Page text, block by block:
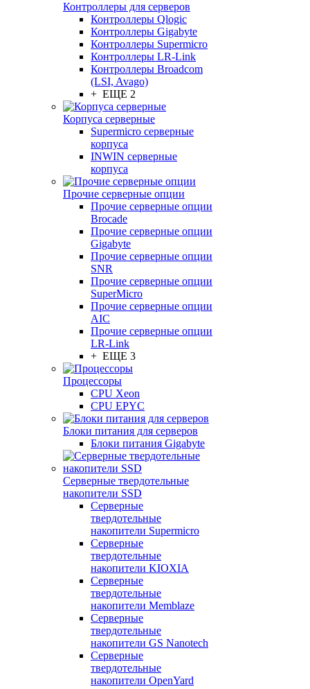
Контроллеры для серверов
Контроллеры Qlogic
Контроллеры Gigabyte
Контроллеры Supermicro
Контроллеры LR-Link
Контроллеры Broadcom
(LSI, Avago)
+ ЕЩЕ 2
Корпуса серверные
Supermicro серверные
корпуса
INWIN серверные
корпуса
Прочие серверные опции
Прочие серверные опции
Brocade
Прочие серверные опции
Gigabyte
Прочие серверные опции
SNR
Прочие серверные опции
SuperMicro
Прочие серверные опции
AIC
Прочие серверные опции
LR-Link
+ ЕЩЕ 3
Процессоры
CPU Xeon
CPU EPYC
Блоки питания для серверов
Блоки питания Gigabyte
Серверные твердотельные
накопители SSD
Cерверные
твердотельные
накопители Supermicro
Cерверные
твердотельные
накопители KIOXIA
Cерверные
твердотельные
накопители Memblaze
Cерверные
твердотельные
накопители GS Nanotech
Серверные
твердотельные
накопители OpenYard